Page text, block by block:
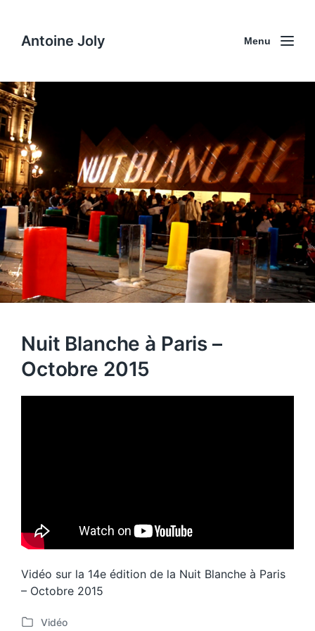
Antoine Joly Menu
Nuit Blanche à Paris –
Octobre 2015
Vidéo sur la 14e édition de la Nuit Blanche à Paris
– Octobre 2015
P
Vidéo